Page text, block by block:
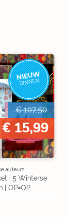
NIEUW
BINNEN
€ 107,50
€ 15,99
auteurs
| 5 Winterse
| OP=OP